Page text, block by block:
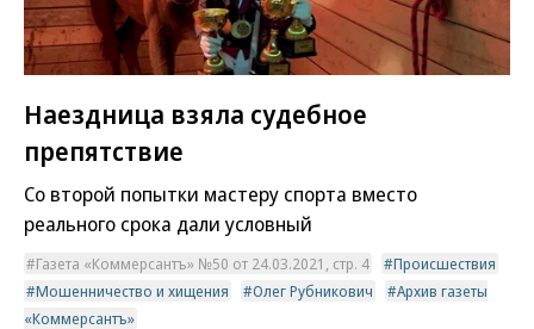
Наездница взяла судебное
препятствие
Со второй попытки мастеру спорта вместо
реального срока дали условный
Газета «Коммерсантъ» №50 от 24.03.2021, стр. 4
Происшествия
Мошенничество и хищения
Олег Рубникович
Архив газеты
«Коммерсантъ»